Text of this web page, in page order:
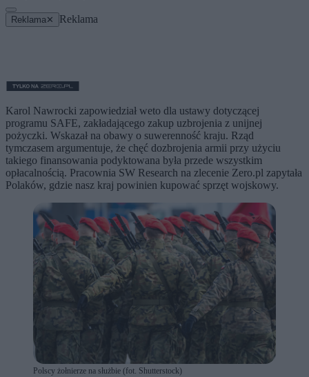
Reklama ✕ Reklama
Karol Nawrocki zapowiedział weto dla ustawy dotyczącej
programu SAFE, zakładającego zakup uzbrojenia z unijnej
pożyczki. Wskazał na obawy o suwerenność kraju. Rząd
tymczasem argumentuje, że chęć dozbrojenia armii przy użyciu
takiego finansowania podyktowana była przede wszystkim
opłacalnością. Pracownia SW Research na zlecenie Zero.pl zapytała
Polaków, gdzie nasz kraj powinien kupować sprzęt wojskowy.
Polscy żołnierze na służbie (fot. Shutterstock)